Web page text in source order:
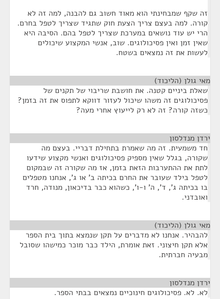
זה שקף שמבחינתי הוא מאוד חשוב גם להבנה, למה זה לא
קורה. למה בעצם צריך הצעת חוק שתגיד שצריך לטפל בחרם.
הרי יש עוד נושאים במערכת שצריך לטפל בהם. הסיבה היא
שאין זמן ואין פסיכולוגים. שוב, אנשי המקצוע שיכולים
לעשות את זה נמצאים בשטח.
מאי גולן (הליכוד)
שאלת ביניים קטנה. את חושבת שריבוי של תקנים של
פסיכולוגים זה משהו שיכול לעזור דווקא לתפוס את זה בזמן?
כשזה קורה? זה לא רק לייעוץ אחרי מעה?
ירדן מנדלסון
חד משמעית. זה מה שאמרת בתחילת דבריי. בעצם מה
שקורה, בגלל שאין מספיק פסיכולוגים ואנשי מקצוע שידעו
לתת את ההתערבות הזאת בזמן, אז מה שקורה זה שבמקום
לטפל בילד שעובר את החרם בכיתה ב' או ג', אנחנו מטפלים
בו בכיתה ג', ד', ה' ו-ו', כשהוא כבר בדיכאון, מנודה, חרד
ואובדני.
מאי גולן (הליכוד)
להבהיר. אנחנו לא מדברים על תקן שנמצא בתוך בית הספר
אלא תקן חיצוני. זאת אומרת, הילד כבר מוכר כמישהו שסובל
מבעיה חברתית.
ירדן מנדלסון
לא. לא. פסיכולוגים חינוכיים נמצאים בבתי הספר.